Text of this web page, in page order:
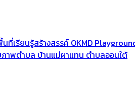
เรียนรู้สร้างสรรค์ OKMD
าพตำบล บ้านแม่ผาแทน ตำบลออนใต้